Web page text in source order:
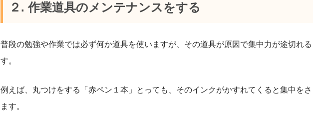
２. 作業道具のメンテナンスをする
普段の勉強や作業では必ず何か道具を使いますが、 その道具が原因で集中力が途切れ
す。
例えば、丸つけをする「赤ペン１本」とっても、そのインクがかすれてくると集中を
ます。